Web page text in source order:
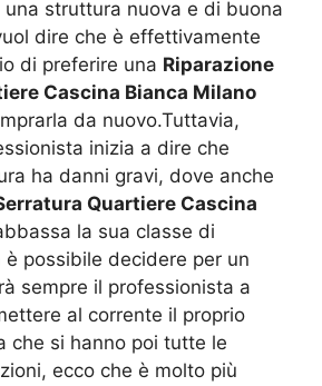
struttura nuova e di buona
dire che è effettivamente
di preferire una Riparazione
Cascina Bianca Milano
da nuovo.Tuttavia,
inizia a dire che
ha danni gravi, dove anche
Quartiere Cascina
la sua classe di
è possibile decidere per un
sempre il professionista a
al corrente il proprio
che si hanno poi tutte le
ecco che è molto più